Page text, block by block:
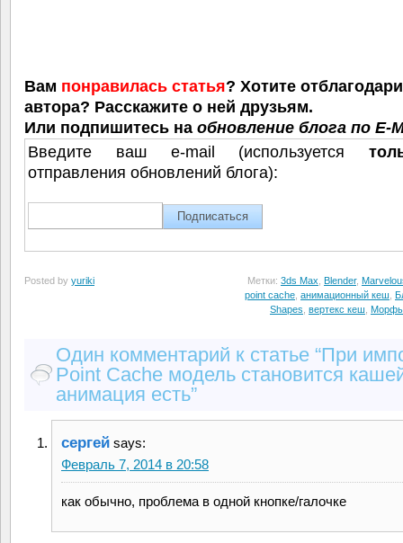
Вам понравилась статья? Хотите
автора? Расскажите о ней друзьям.
Или подпишитесь на обновление блога по E-
Введите ваш e-mail (используется
отправления обновлений блога):
Posted by yuriki Метки: 3ds Max Blender,
point cache анимационный кеш
Shapes вертекс кеш
Один комментарий к статье “При
Point Cache модель становится
анимация есть”
сергей says:
Февраль 7, 2014 в 20:58
как обычно, проблема в одной кнопке/галочке